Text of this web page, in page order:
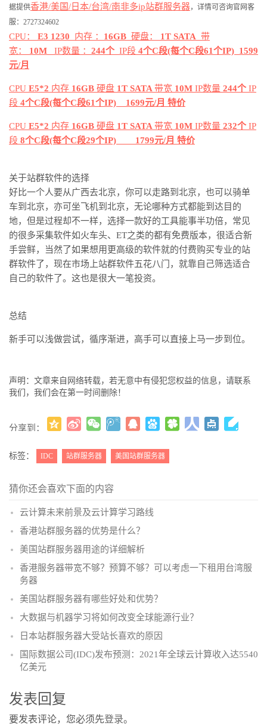
据提供香港/美国/日本/台湾/南非多ip站群服务器，详情可咨询官网客
服： 2727324602
CPU： E3 1230 内存 ： 16GB 硬盘： 1T SATA 带
宽： 10M IP数量 ： 244个 IP段 4个C段(每个C段61个IP) 1599
元/月
CPU E5*2 内存 16GB 硬盘 1T SATA 带宽 10M IP数量 244个 IP
段 4个C段(每个C段61个IP) 1699元/月 特价
CPU E5*2 内存 16GB 硬盘 1T SATA 带宽 10M IP数量 232个 IP
段 8个C段(每个C段29个IP) 1799元/月 特价
关于站群软件的选择
好比一个人要从广西去北京，你可以走路到北京，也可以骑单
车到北京，亦可坐飞机到北京，无论哪种方式都能到达目的
地，但是过程却不一样，选择一款好的工具能事半功倍，常见
的很多采集软件如火车头、ET之类的都有免费版本，很适合新
手尝鲜，当然了如果想用更高级的软件就的付费购买专业的站
群软件了，现在市场上站群软件五花八门，就靠自己筛选适合
自己的软件了。这也是很大一笔投资。
总结
新手可以浅做尝试，循序渐进，高手可以直接上马一步到位。
声明：文章来自网络转载，若无意中有侵犯您权益的信息，请联系
我们，我们会在第一时间删除！
分享到：
标签： IDC 站群服务器 美国站群服务器
猜你还会喜欢下面的内容
云计算未来前景及云计算学习路线
香港站群服务器的优势是什么？
美国站群服务器用途的详细解析
香港服务器带宽不够？预算不够？可以考虑一下租用台湾服
务器
美国站群服务器有哪些好处和优势？
大数据与机器学习将如何改变全球能源行业？
日本站群服务器大受站长喜欢的原因
国际数据公司(IDC)发布预测：2021年全球云计算收入达5540
亿美元
发表回复
要发表评论，您必须先登录。